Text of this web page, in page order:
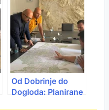
listi
Od Dobrinje do
Dogloda: Planirane